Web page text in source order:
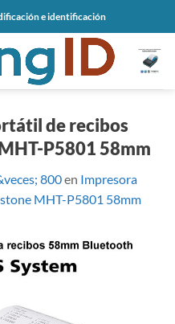
e identificación
de recibos
P5801 58mm
800en Impresora
MHT-P5801 58mm